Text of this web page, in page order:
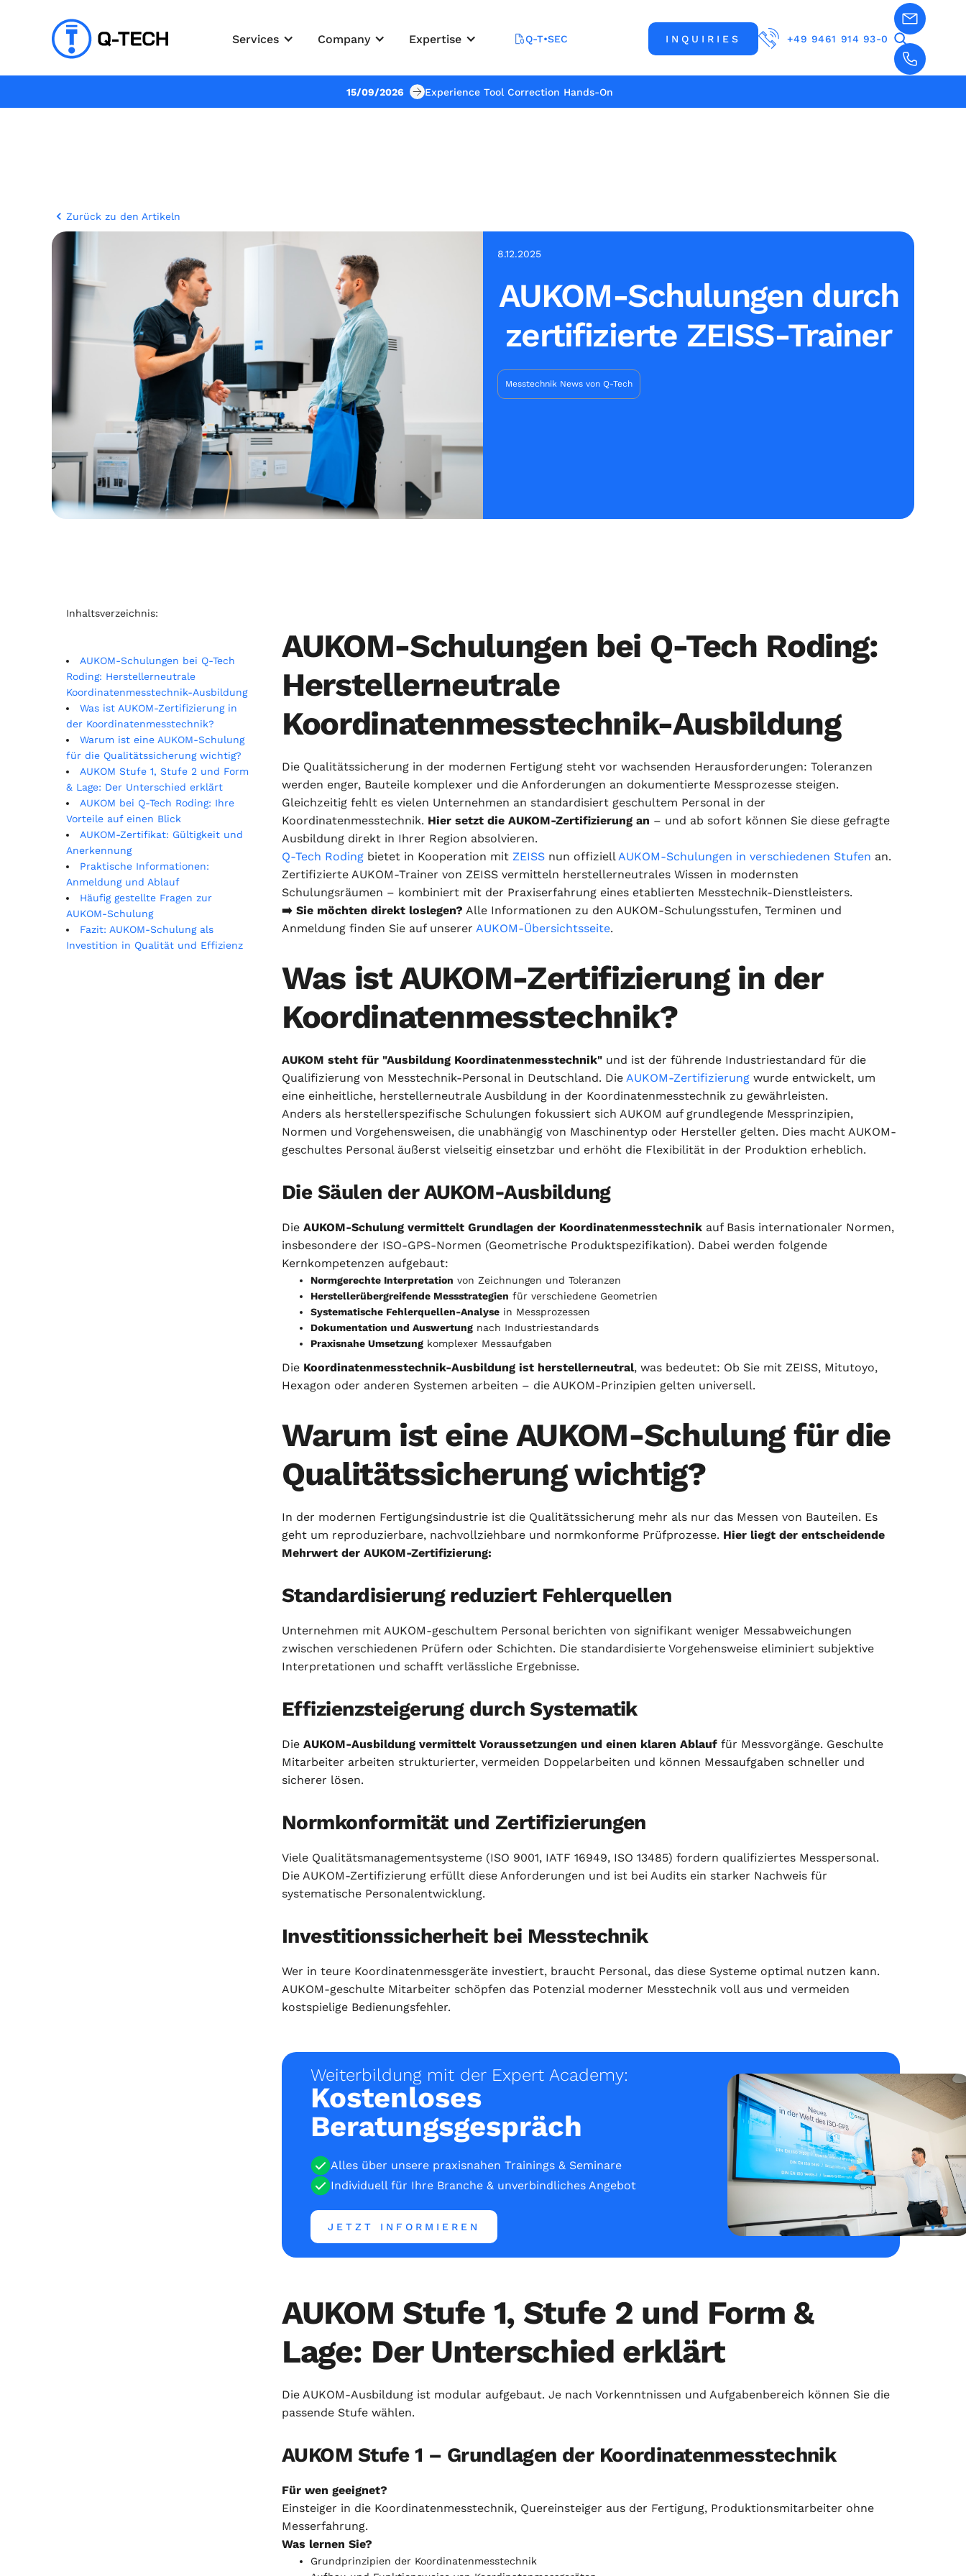
Services Company Expertise Q-T•SEC INQUIRIES +49 9461 914 93-0
15/09/2026 Experience Tool Correction Hands-On
Zurück zu den Artikeln
8.12.2025
AUKOM-Schulungen durch
zertifizierte ZEISS-Trainer
Messtechnik News von Q-Tech
Inhaltsverzeichnis:
AUKOM-Schulungen bei Q-Tech
Roding: Herstellerneutrale
Koordinatenmesstechnik-Ausbildung
Was ist AUKOM-Zertifizierung in
der Koordinatenmesstechnik?
Warum ist eine AUKOM-Schulung
für die Qualitätssicherung wichtig?
AUKOM Stufe 1, Stufe 2 und Form
& Lage: Der Unterschied erklärt
AUKOM bei Q-Tech Roding: Ihre
Vorteile auf einen Blick
AUKOM-Zertifikat: Gültigkeit und
Anerkennung
Praktische Informationen:
Anmeldung und Ablauf
Häufig gestellte Fragen zur
AUKOM-Schulung
Fazit: AUKOM-Schulung als
Investition in Qualität und Effizienz
AUKOM-Schulungen bei Q-Tech Roding:
Herstellerneutrale
Koordinatenmesstechnik-Ausbildung
Die Qualitätssicherung in der modernen Fertigung steht vor wachsenden Herausforderungen: Toleranzen
werden enger, Bauteile komplexer und die Anforderungen an dokumentierte Messprozesse steigen.
Gleichzeitig fehlt es vielen Unternehmen an standardisiert geschultem Personal in der
Koordinatenmesstechnik. Hier setzt die AUKOM-Zertifizierung an – und ab sofort können Sie diese gefragte
Ausbildung direkt in Ihrer Region absolvieren.
Q-Tech Roding bietet in Kooperation mit ZEISS nun offiziellAUKOM-Schulungen in verschiedenen Stufen an.
Zertifizierte AUKOM-Trainer von ZEISS vermitteln herstellerneutrales Wissen in modernsten
Schulungsräumen – kombiniert mit der Praxiserfahrung eines etablierten Messtechnik-Dienstleisters.
➡️ Sie möchten direkt loslegen? Alle Informationen zu den AUKOM-Schulungsstufen, Terminen und
Anmeldung finden Sie auf unserer AUKOM-Übersichtsseite.
Was ist AUKOM-Zertifizierung in der
Koordinatenmesstechnik?
AUKOM steht für "Ausbildung Koordinatenmesstechnik" und ist der führende Industriestandard für die
Qualifizierung von Messtechnik-Personal in Deutschland. Die AUKOM-Zertifizierung wurde entwickelt, um
eine einheitliche, herstellerneutrale Ausbildung in der Koordinatenmesstechnik zu gewährleisten.
Anders als herstellerspezifische Schulungen fokussiert sich AUKOM auf grundlegende Messprinzipien,
Normen und Vorgehensweisen, die unabhängig von Maschinentyp oder Hersteller gelten. Dies macht AUKOM-
geschultes Personal äußerst vielseitig einsetzbar und erhöht die Flexibilität in der Produktion erheblich.
Die Säulen der AUKOM-Ausbildung
Die AUKOM-Schulung vermittelt Grundlagen der Koordinatenmesstechnik auf Basis internationaler Normen,
insbesondere der ISO-GPS-Normen (Geometrische Produktspezifikation). Dabei werden folgende
Kernkompetenzen aufgebaut:
Normgerechte Interpretation von Zeichnungen und Toleranzen
Herstellerübergreifende Messstrategien für verschiedene Geometrien
Systematische Fehlerquellen-Analyse in Messprozessen
Dokumentation und Auswertung nach Industriestandards
Praxisnahe Umsetzung komplexer Messaufgaben
Die Koordinatenmesstechnik-Ausbildung ist herstellerneutral, was bedeutet: Ob Sie mit ZEISS, Mitutoyo,
Hexagon oder anderen Systemen arbeiten – die AUKOM-Prinzipien gelten universell.
Warum ist eine AUKOM-Schulung für die
Qualitätssicherung wichtig?
In der modernen Fertigungsindustrie ist die Qualitätssicherung mehr als nur das Messen von Bauteilen. Es
geht um reproduzierbare, nachvollziehbare und normkonforme Prüfprozesse. Hier liegt der entscheidende
Mehrwert der AUKOM-Zertifizierung:
Standardisierung reduziert Fehlerquellen
Unternehmen mit AUKOM-geschultem Personal berichten von signifikant weniger Messabweichungen
zwischen verschiedenen Prüfern oder Schichten. Die standardisierte Vorgehensweise eliminiert subjektive
Interpretationen und schafft verlässliche Ergebnisse.
Effizienzsteigerung durch Systematik
Die AUKOM-Ausbildung vermittelt Voraussetzungen und einen klaren Ablauf für Messvorgänge. Geschulte
Mitarbeiter arbeiten strukturierter, vermeiden Doppelarbeiten und können Messaufgaben schneller und
sicherer lösen.
Normkonformität und Zertifizierungen
Viele Qualitätsmanagementsysteme (ISO 9001, IATF 16949, ISO 13485) fordern qualifiziertes Messpersonal.
Die AUKOM-Zertifizierung erfüllt diese Anforderungen und ist bei Audits ein starker Nachweis für
systematische Personalentwicklung.
Investitionssicherheit bei Messtechnik
Wer in teure Koordinatenmessgeräte investiert, braucht Personal, das diese Systeme optimal nutzen kann.
AUKOM-geschulte Mitarbeiter schöpfen das Potenzial moderner Messtechnik voll aus und vermeiden
kostspielige Bedienungsfehler.
Weiterbildung mit der Expert Academy:
Kostenloses
Beratungsgespräch
Alles über unsere praxisnahen Trainings & Seminare
Individuell für Ihre Branche & unverbindliches Angebot
JETZT INFORMIEREN
AUKOM Stufe 1, Stufe 2 und Form &
Lage: Der Unterschied erklärt
Die AUKOM-Ausbildung ist modular aufgebaut. Je nach Vorkenntnissen und Aufgabenbereich können Sie die
passende Stufe wählen.
AUKOM Stufe 1 – Grundlagen der Koordinatenmesstechnik
Für wen geeignet?
Einsteiger in die Koordinatenmesstechnik, Quereinsteiger aus der Fertigung, Produktionsmitarbeiter ohne
Messerfahrung.
Was lernen Sie?
Grundprinzipien der Koordinatenmesstechnik